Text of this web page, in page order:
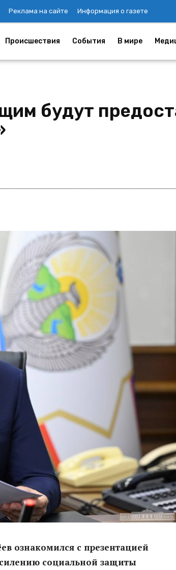
Реклама на сайте Информация о газете
Происшествия События В мире
будут
ознакомился с презентацией
социальной защиты